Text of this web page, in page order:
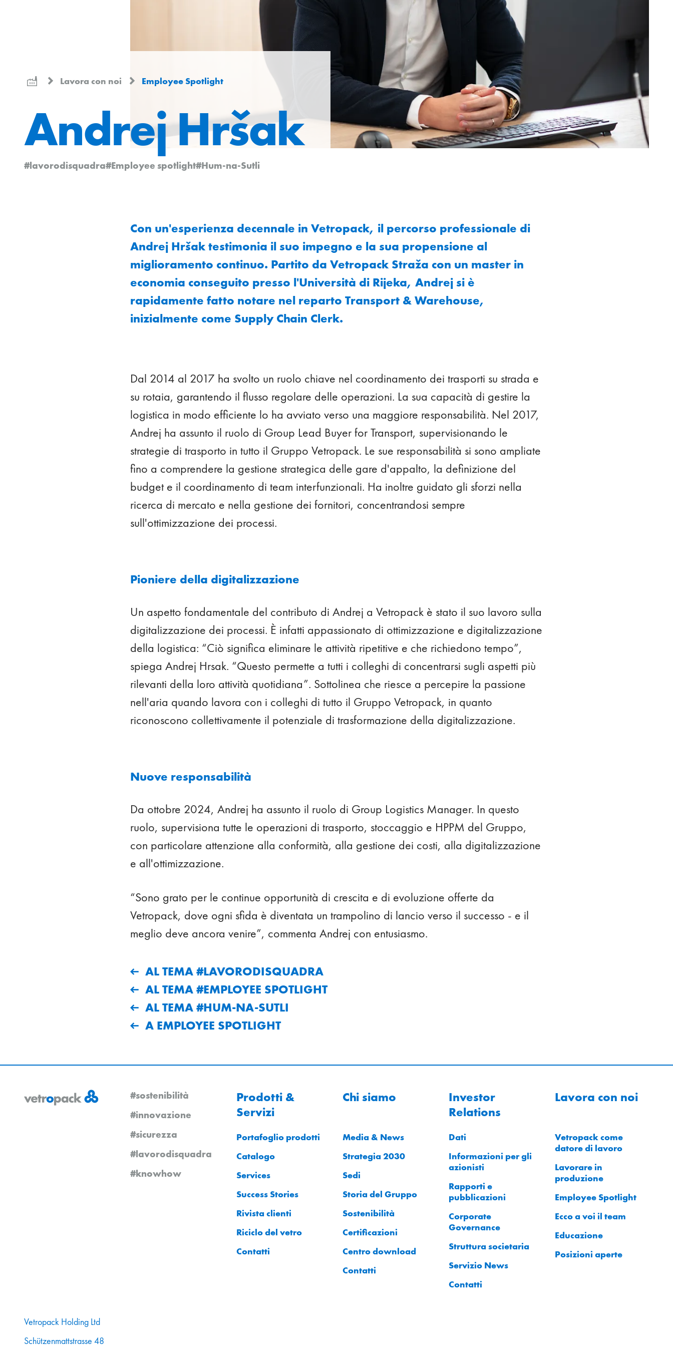
Lavora con noi Employee Spotlight
Andrej Hršak
#lavorodisquadra#Employee spotlight#Hum-na-Sutli
Con un'esperienza decennale in Vetropack, il percorso professionale di
Andrej Hršak testimonia il suo impegno e la sua propensione al
miglioramento continuo. Partito da Vetropack Straža con un master in
economia conseguito presso l'Università di Rijeka, Andrej si è
rapidamente fatto notare nel reparto Transport & Warehouse,
inizialmente come Supply Chain Clerk.
Dal 2014 al 2017 ha svolto un ruolo chiave nel coordinamento dei trasporti su strada e
su rotaia, garantendo il flusso regolare delle operazioni. La sua capacità di gestire la
logistica in modo efficiente lo ha avviato verso una maggiore responsabilità. Nel 2017,
Andrej ha assunto il ruolo di Group Lead Buyer for Transport, supervisionando le
strategie di trasporto in tutto il Gruppo Vetropack. Le sue responsabilità si sono ampliate
fino a comprendere la gestione strategica delle gare d'appalto, la definizione del
budget e il coordinamento di team interfunzionali. Ha inoltre guidato gli sforzi nella
ricerca di mercato e nella gestione dei fornitori, concentrandosi sempre
sull'ottimizzazione dei processi.
Pioniere della digitalizzazione
Un aspetto fondamentale del contributo di Andrej a Vetropack è stato il suo lavoro sulla
digitalizzazione dei processi. È infatti appassionato di ottimizzazione e digitalizzazione
della logistica: “Ciò significa eliminare le attività ripetitive e che richiedono tempo”,
spiega Andrej Hrsak. “Questo permette a tutti i colleghi di concentrarsi sugli aspetti più
rilevanti della loro attività quotidiana”. Sottolinea che riesce a percepire la passione
nell'aria quando lavora con i colleghi di tutto il Gruppo Vetropack, in quanto
riconoscono collettivamente il potenziale di trasformazione della digitalizzazione.
Nuove responsabilità
Da ottobre 2024, Andrej ha assunto il ruolo di Group Logistics Manager. In questo
ruolo, supervisiona tutte le operazioni di trasporto, stoccaggio e HPPM del Gruppo,
con particolare attenzione alla conformità, alla gestione dei costi, alla digitalizzazione
e all'ottimizzazione.
“Sono grato per le continue opportunità di crescita e di evoluzione offerte da
Vetropack, dove ogni sfida è diventata un trampolino di lancio verso il successo - e il
meglio deve ancora venire”, commenta Andrej con entusiasmo.
AL TEMA #LAVORODISQUADRA
AL TEMA #EMPLOYEE SPOTLIGHT
AL TEMA #HUM-NA-SUTLI
A EMPLOYEE SPOTLIGHT
#sostenibilità
#innovazione
#sicurezza
#lavorodisquadra
#knowhow
Prodotti &
Servizi
Portafoglio prodotti
Catalogo
Services
Success Stories
Rivista clienti
Riciclo del vetro
Contatti
Chi siamo
Media & News
Strategia 2030
Sedi
Storia del Gruppo
Sostenibilità
Certificazioni
Centro download
Contatti
Investor
Relations
Dati
Informazioni per gli
azionisti
Rapporti e
pubblicazioni
Corporate
Governance
Struttura societaria
Servizio News
Contatti
Lavora con noi
Vetropack come
datore di lavoro
Lavorare in
produzione
Employee Spotlight
Ecco a voi il team
Educazione
Posizioni aperte
Vetropack Holding Ltd
Schützenmattstrasse 48